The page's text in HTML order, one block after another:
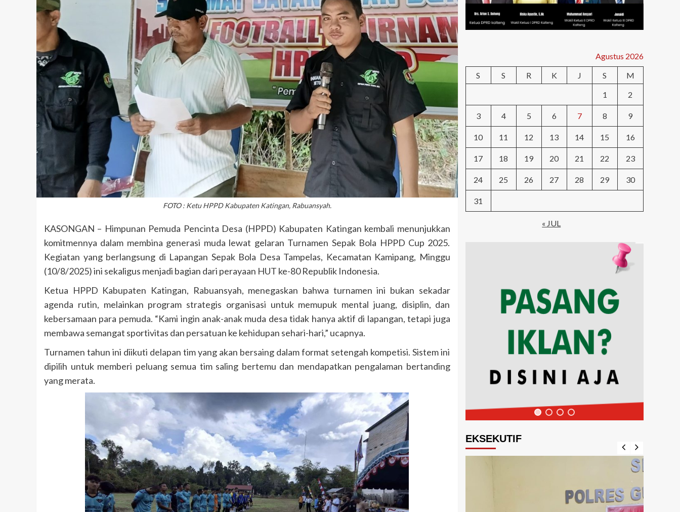
FOTO : Ketu HPPD Kabupaten Katingan, Rabuansyah.
KASONGAN – Himpunan Pemuda Pencinta Desa (HPPD) Kabupaten Katingan kembali menunjukkan
komitmennya dalam membina generasi muda lewat gelaran Turnamen Sepak Bola HPPD Cup 2025.
Kegiatan yang berlangsung di Lapangan Sepak Bola Desa Tampelas, Kecamatan Kamipang, Minggu
(10/8/2025) ini sekaligus menjadi bagian dari perayaan HUT ke-80 Republik Indonesia.
Ketua HPPD Kabupaten Katingan, Rabuansyah, menegaskan bahwa turnamen ini bukan sekadar
agenda rutin, melainkan program strategis organisasi untuk memupuk mental juang, disiplin, dan
kebersamaan para pemuda. “Kami ingin anak-anak muda desa tidak hanya aktif di lapangan, tetapi juga
membawa semangat sportivitas dan persatuan ke kehidupan sehari-hari,” ucapnya.
Turnamen tahun ini diikuti delapan tim yang akan bersaing dalam format setengah kompetisi. Sistem ini
dipilih untuk memberi peluang semua tim saling bertemu dan mendapatkan pengalaman bertanding
yang merata.
Agustus 2026
S
S R K J S
M
1
2
3 4 5 6 7 8 9
10 11 12 13 14 15 16
17 18 19 20 21 22 23
24 25 26 27 28 29 30
31
« JUL
EKSEKUTIF